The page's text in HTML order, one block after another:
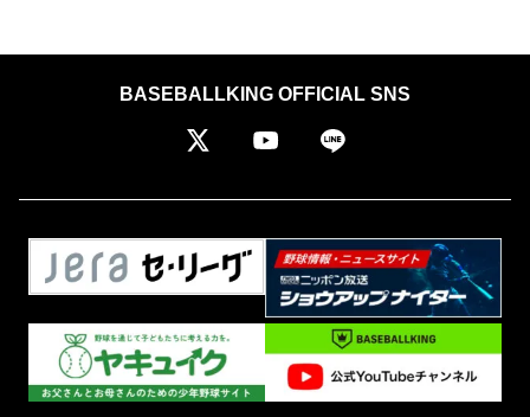
BASEBALLKING OFFICIAL SNS